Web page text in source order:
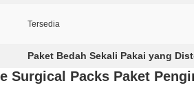
Tersedia
Paket Bedah Sekali Pakai yang
Surgical Packs Paket